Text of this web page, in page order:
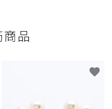
商品
favorite